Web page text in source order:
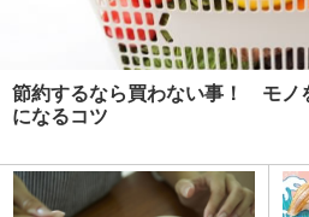
節約するなら買わない事！ モノ
になるコツ